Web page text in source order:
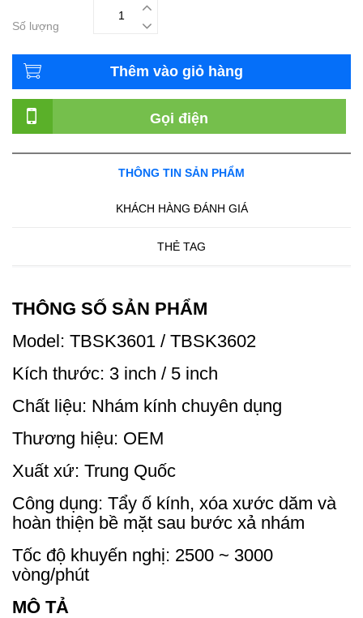
Số lượng
Thêm vào giỏ hàng
Gọi điện
THÔNG TIN SẢN PHẨM
KHÁCH HÀNG ĐÁNH GIÁ
THẺ TAG
THÔNG SỐ SẢN PHẨM
Model: TBSK3601 / TBSK3602
Kích thước: 3 inch / 5 inch
Chất liệu: Nhám kính chuyên dụng
Thương hiệu: OEM
Xuất xứ: Trung Quốc
Công dụng: Tẩy ố kính, xóa xước dăm và
hoàn thiện bề mặt sau bước xả nhám
Tốc độ khuyến nghị: 2500 ~ 3000
vòng/phút
MÔ TẢ